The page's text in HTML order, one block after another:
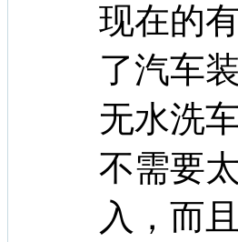
现在的
了汽车
无水洗
不需要
入，而